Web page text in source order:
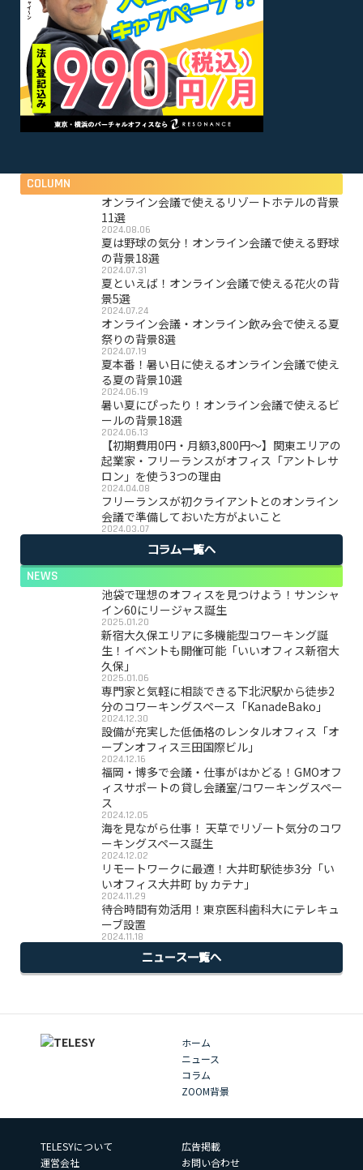
COLUMN
オンライン会議で使えるリゾートホテルの背景
11選
2024.08.06
夏は野球の気分！オンライン会議で使える野球
の背景18選
2024.07.31
夏といえば！オンライン会議で使える花火の背
景5選
2024.07.24
オンライン会議・オンライン飲み会で使える夏
祭りの背景8選
2024.07.19
夏本番！暑い日に使えるオンライン会議で使え
る夏の背景10選
2024.06.19
暑い夏にぴったり！オンライン会議で使えるビ
ールの背景18選
2024.06.13
【初期費用0円・月額3,800円〜】関東エリアの
起業家・フリーランスがオフィス「アントレサ
ロン」を使う3つの理由
2024.04.08
フリーランスが初クライアントとのオンライン
会議で準備しておいた方がよいこと
2024.03.07
コラム一覧へ
NEWS
池袋で理想のオフィスを見つけよう！サンシャ
イン60にリージャス誕生
2025.01.20
新宿大久保エリアに多機能型コワーキング誕
生！イベントも開催可能「いいオフィス新宿大
久保」
2025.01.06
専門家と気軽に相談できる下北沢駅から徒歩2
分のコワーキングスペース「KanadeBako」
2024.12.30
設備が充実した低価格のレンタルオフィス「オ
ープンオフィス三田国際ビル」
2024.12.16
福岡・博多で会議・仕事がはかどる！GMOオフ
ィスサポートの貸し会議室/コワーキングスペー
ス
2024.12.05
海を見ながら仕事！ 天草でリゾート気分のコワ
ーキングスペース誕生
2024.12.02
リモートワークに最適！大井町駅徒歩3分「い
いオフィス大井町 by カテナ」
2024.11.29
待合時間有効活用！東京医科歯科大にテレキュ
ーブ設置
2024.11.18
ニュース一覧へ
ホーム
ニュース
コラム
ZOOM背景
TELESYについて
広告掲載
運営会社
お問い合わせ